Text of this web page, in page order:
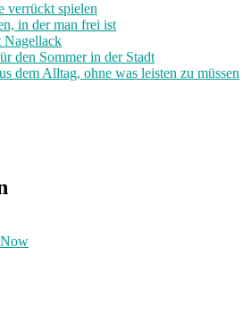
verrückt spielen
in der man frei ist
Nagellack
den Sommer in der Stadt
dem Alltag, ohne was leisten zu müssen